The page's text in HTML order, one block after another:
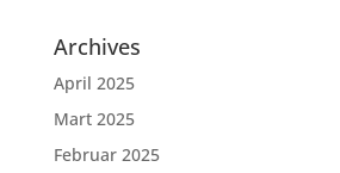
Archives
April 2025
Mart 2025
Februar 2025